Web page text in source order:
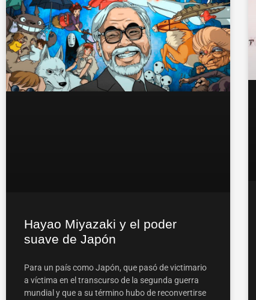
Hayao Miyazaki y el poder
suave de Japón
Para un país como Japón, que pasó de victimario
a víctima en el transcurso de la segunda guerra
mundial y que a su término hubo de reconvertirse